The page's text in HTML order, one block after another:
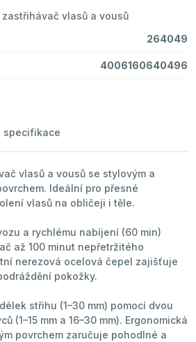
zastřihávač vlasů a vousů
264049
4006160640496
specifikace
vlasů a vousů se stylovým a
Ideální pro přesné
vlasů na obličeji i těle.
a rychlému nabíjení (60 min)
až 100 minut nepřetržitého
nerezová ocelová čepel zajišťuje
pokožky.
střihu (1–30 mm) pomocí dvou
(1–15 mm a 16–30 mm). Ergonomická
povrchem zaručuje pohodlné a